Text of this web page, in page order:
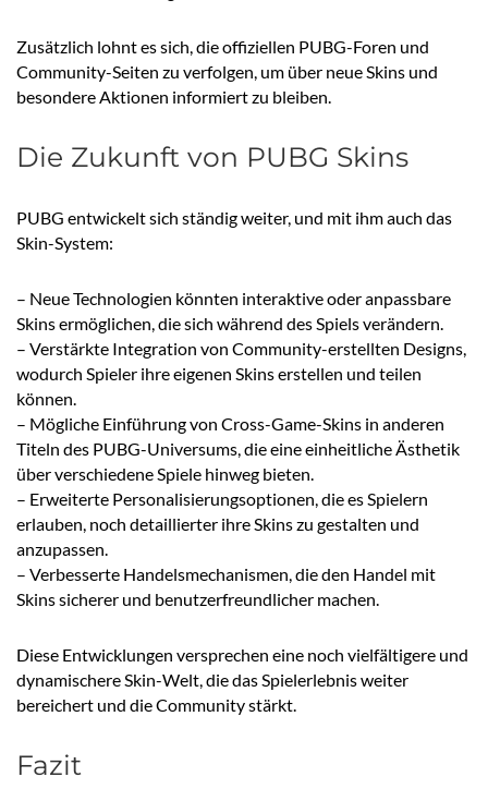
Zusätzlich lohnt es sich, die offiziellen PUBG-Foren und
Community-Seiten zu verfolgen, um über neue Skins und
besondere Aktionen informiert zu bleiben.
Die Zukunft von PUBG Skins
PUBG entwickelt sich ständig weiter, und mit ihm auch das
Skin-System:
– Neue Technologien könnten interaktive oder anpassbare
Skins ermöglichen, die sich während des Spiels verändern.
– Verstärkte Integration von Community-erstellten Designs,
wodurch Spieler ihre eigenen Skins erstellen und teilen
können.
– Mögliche Einführung von Cross-Game-Skins in anderen
Titeln des PUBG-Universums, die eine einheitliche Ästhetik
über verschiedene Spiele hinweg bieten.
– Erweiterte Personalisierungsoptionen, die es Spielern
erlauben, noch detaillierter ihre Skins zu gestalten und
anzupassen.
– Verbesserte Handelsmechanismen, die den Handel mit
Skins sicherer und benutzerfreundlicher machen.
Diese Entwicklungen versprechen eine noch vielfältigere und
dynamischere Skin-Welt, die das Spielerlebnis weiter
bereichert und die Community stärkt.
Fazit